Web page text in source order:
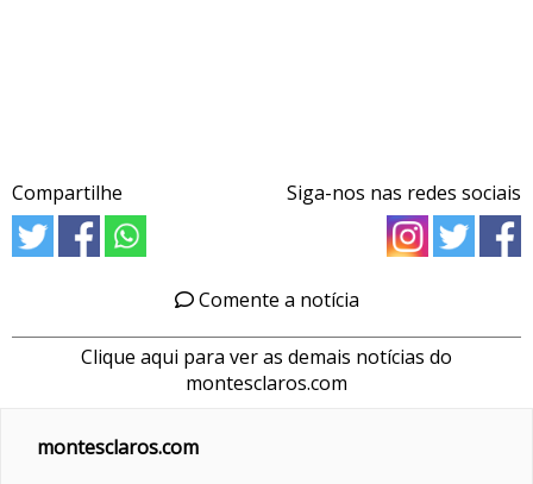
Compartilhe Siga-nos nas redes sociais
Comente a notícia
Clique aqui para ver as demais notícias do
montesclaros.com
montesclaros.com